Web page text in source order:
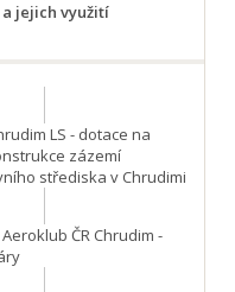
jejich využití
LS - dotace na
zázemí
střediska v Chrudimi
ČR Chrudim -